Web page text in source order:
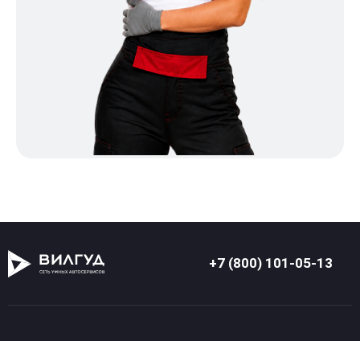
+7 (800) 101-05-13